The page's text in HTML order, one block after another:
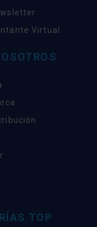
Virtual
TOP